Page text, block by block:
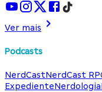
Ver mais
Podcasts
NerdCastNerdCast
ExpedienteNerdologia